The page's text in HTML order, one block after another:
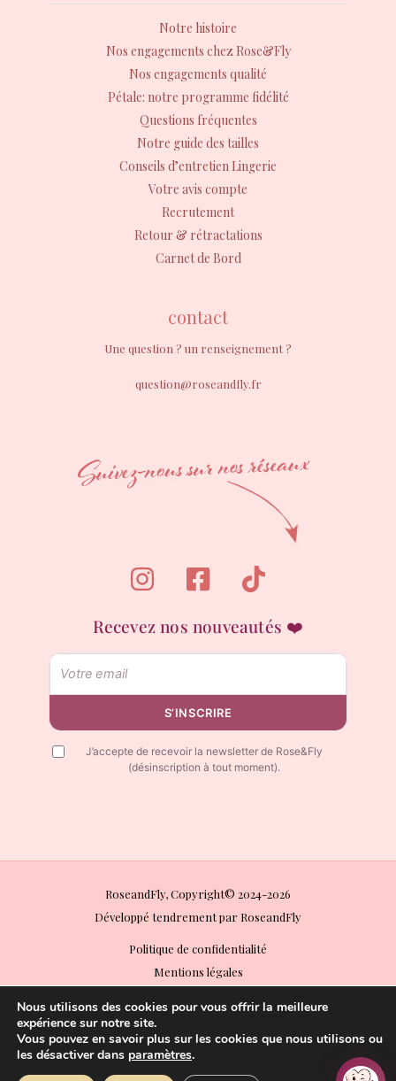
Notre histoire
Nos engagements chez Rose&Fly
Nos engagements qualité
Pétale: notre programme fidélité
Questions fréquentes
Notre guide des tailles
Conseils d’entretien Lingerie
Votre avis compte
Recrutement
Retour & rétractations
Carnet de Bord
contact
Une question ? un renseignement ?
question@roseandfly.fr
Recevez nos nouveautés ❤️
Email
S’INSCRIRE
J’accepte de recevoir la newsletter de Rose&Fly
(désinscription à tout moment).
RoseandFly, Copyright© 2024-2026
Développé tendrement par RoseandFly
Politique de confidentialité
Mentions légales
Conditions Générales d’Utilisation (CGU)
Politique de retours
Paiements acceptés
Nous utilisons des cookies pour vous offrir la meilleure
expérience sur notre site.
Vous pouvez en savoir plus sur les cookies que nous utilisons ou
les désactiver dans paramètres.